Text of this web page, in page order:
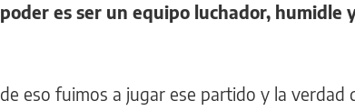
es ser un equipo luchador, humidle
eso fuimos a jugar ese partido y la verdad